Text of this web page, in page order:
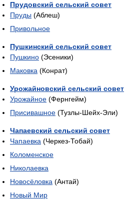
Прудовский сельский совет
Пруды (Аблеш)
Привольное
Пушкинский сельский совет
Пушкино (Эсеники)
Маковка (Конрат)
Урожайновский сельский совет
Урожайное (Фернгейм)
Присивашное (Тузлы-Шейх-Эли)
Чапаевский сельский совет
Чапаевка (Черкез-Тобай)
Коломенское
Николаевка
Новосёловка (Антай)
Новый Мир